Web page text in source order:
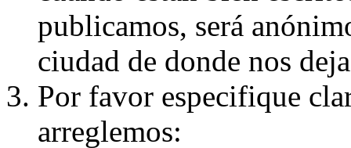
publicamos, será
ciudad de donde nos
Por favor especifique
arreglemos: